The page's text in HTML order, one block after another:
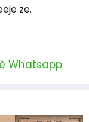
ze.
Whatsapp